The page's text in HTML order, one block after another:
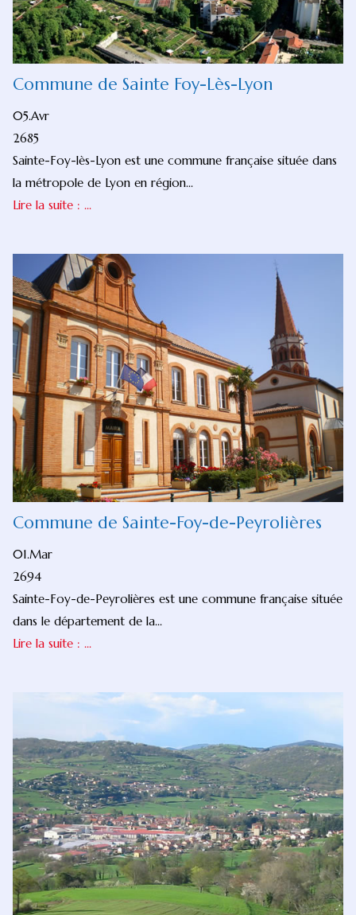
Commune de Sainte Foy-Lès-Lyon
05.Avr
2685
Sainte-Foy-lès-Lyon est une commune française située dans
la métropole de Lyon en région...
Lire la suite : ...
Commune de Sainte-Foy-de-Peyrolières
01.Mar
2694
Sainte-Foy-de-Peyrolières est une commune française située
dans le département de la...
Lire la suite : ...